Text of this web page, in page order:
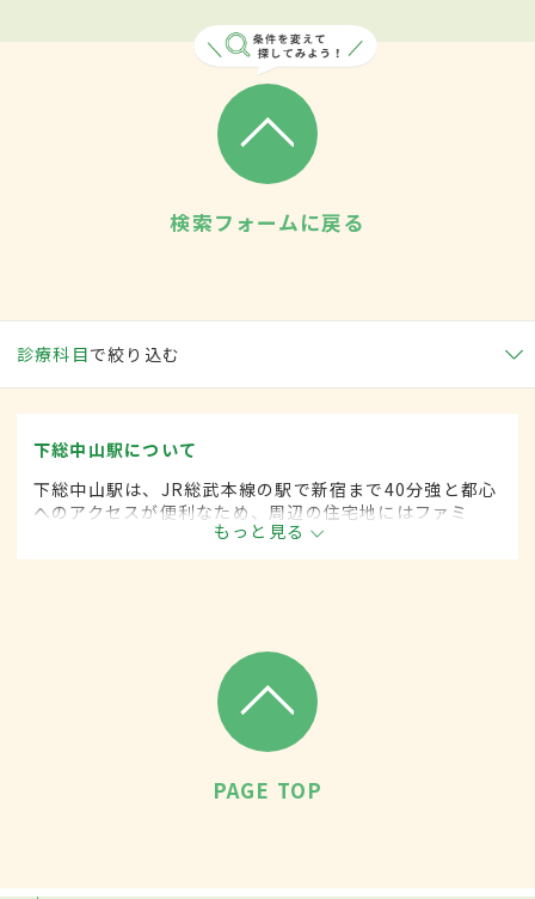
検索フォームに戻る
診療科目で絞り込む
下総中山駅について
下総中山駅は、JR総武本線の駅で新宿まで40分強と都心
へのアクセスが便利なため、周辺の住宅地にはファミ
リー層も多く暮らす。浅草のような佇まいを見せるお寺
など、古い町並みが楽しめるのも魅力のひとつ。
もっと見る
PAGE TOP